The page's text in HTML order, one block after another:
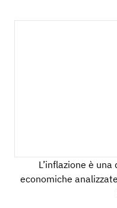
L’inflazione è
economiche